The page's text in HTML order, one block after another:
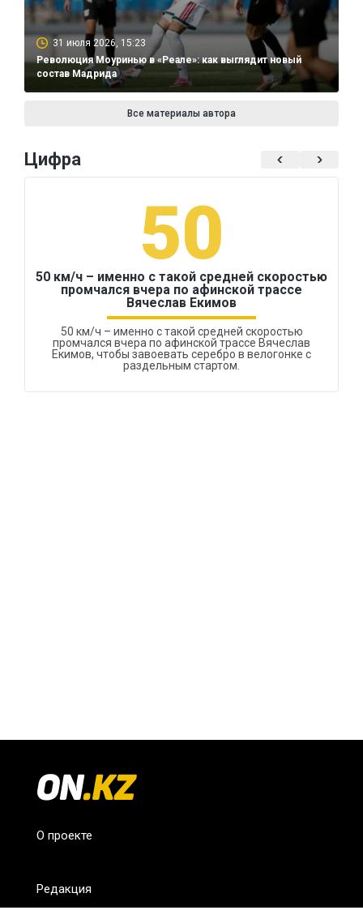
31 июля 2026, 15:23
Революция Моуринью в «Реале»: как выглядит новый
состав Мадрида
Все материалы автора
Цифра
50
50 км/ч – именно с такой средней скоростью
промчался вчера по афинской трассе
Вячеслав Екимов
50 км/ч – именно с такой средней скоростью
промчался вчера по афинской трассе Вячеслав
Екимов, чтобы завоевать серебро в велогонке с
раздельным стартом.
О проекте
Редакция